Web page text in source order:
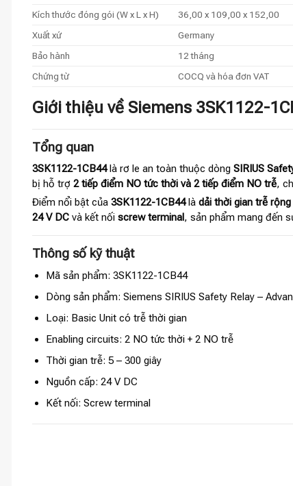
Kích thước đóng gói (W x L x H)
36,00 x 109,00 x 152,00
Xuất xứ
Germany
Bảo hành
12 tháng
Chứng từ
COCQ và hóa đơn VAT
Giới thiệu về Siemens 3SK1122-
Tổng quan
3SK1122-1CB44là rơ le an toàn thuộc dòng SIRIUS
bị hỗ trợ 2 tiếp điểm NO tức thời và 2 tiếp điểm NO trễ,
Điểm nổi bật của 3SK1122-1CB44là dải thời gian trễ
24 V DC và kết nối screw terminal, sản phẩm mang đến
Thông số kỹ thuật
Mã sản phẩm: 3SK1122-1CB44
Dòng sản phẩm: Siemens SIRIUS Safety Relay –
Loại: Basic Unit có trễ thời gian
Enabling circuits: 2 NO tức thời + 2 NO trễ
Thời gian trễ: 5 – 300 giây
Nguồn cấp: 24 V DC
Kết nối: Screw terminal